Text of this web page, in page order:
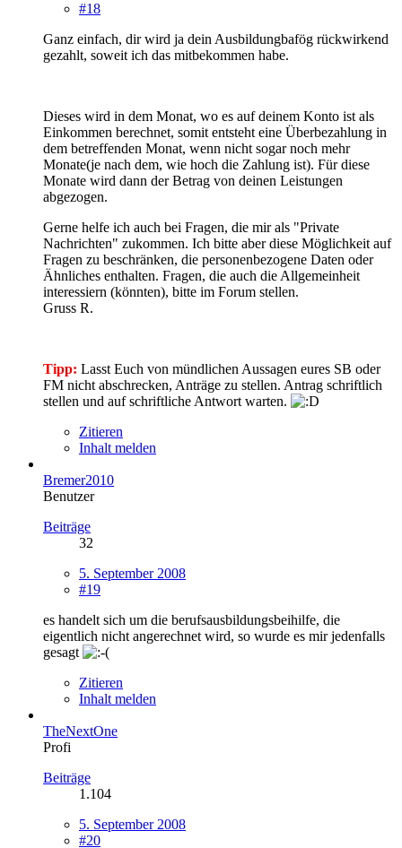
#18
Ganz einfach, dir wird ja dein Ausbildungbafög rückwirkend
gezahlt, soweit ich das mitbekommen habe.
Dieses wird in dem Monat, wo es auf deinem Konto ist als
Einkommen berechnet, somit entsteht eine Überbezahlung in
dem betreffenden Monat, wenn nicht sogar noch mehr
Monate(je nach dem, wie hoch die Zahlung ist). Für diese
Monate wird dann der Betrag von deinen Leistungen
abgezogen.
Gerne helfe ich auch bei Fragen, die mir als "Private
Nachrichten" zukommen. Ich bitte aber diese Möglichkeit auf
Fragen zu beschränken, die personenbezogene Daten oder
Ähnliches enthalten. Fragen, die auch die Allgemeinheit
interessiern (könnten), bitte im Forum stellen.
Gruss R.
Tipp: Lasst Euch von mündlichen Aussagen eures SB oder
FM nicht abschrecken, Anträge zu stellen. Antrag schriftlich
stellen und auf schriftliche Antwort warten.
Zitieren
Inhalt melden
Bremer2010
Benutzer
Beiträge
32
5. September 2008
#19
es handelt sich um die berufsausbildungsbeihilfe, die
eigentlich nicht angerechnet wird, so wurde es mir jedenfalls
gesagt
Zitieren
Inhalt melden
TheNextOne
Profi
Beiträge
1.104
5. September 2008
#20